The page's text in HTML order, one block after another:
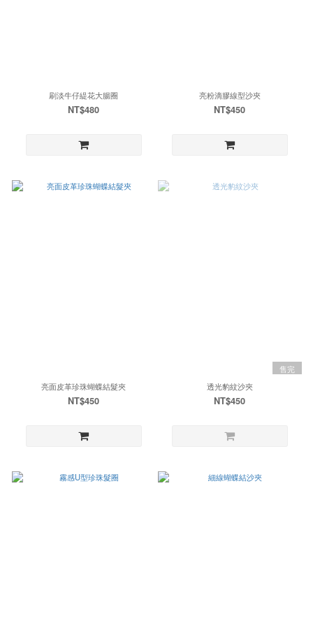
刷淡牛仔緹花大腸圈
NT$480
亮粉滴膠線型沙夾
NT$450
亮面皮革珍珠蝴蝶結髮夾
NT$450
售完
透光豹紋沙夾
NT$450